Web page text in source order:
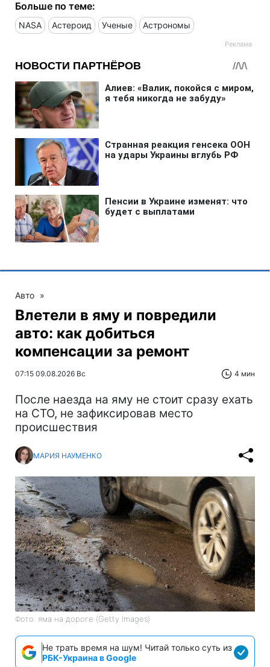
Больше по теме:
NASA Астероид Ученые Астрономы
Авто »
Влетели в яму и повредили
авто: как добиться
компенсации за ремонт
07:15 09.08.2026 Вс 4 мин
После наезда на яму не стоит сразу ехать
на СТО, не зафиксировав место
происшествия
МАРИЯ НАУМЕНКО
Фото: яма на дороге (Getty Images)
Не трать время на шум! Читай только суть из
РБК-Украина в Google